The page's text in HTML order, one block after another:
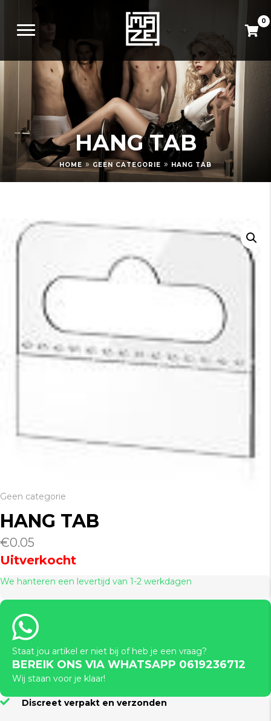
0
HANG TAB
HOME » GEEN CATEGORIE » HANG TAB
Geen categorie
HANG TAB
€0.05
Uitverkocht
We hanteren een levertijd van 1-2 werkdagen
Staat jou artikel er niet bij of heb je een vraag?
BEREIK ONS VIA WHATSAPP 0619236712
Wij staan voor je klaar!
Discreet verpakt en verzonden